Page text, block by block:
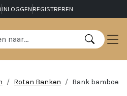
INLOGGEN REGISTREREN
Rotan Banken Bank bamboe